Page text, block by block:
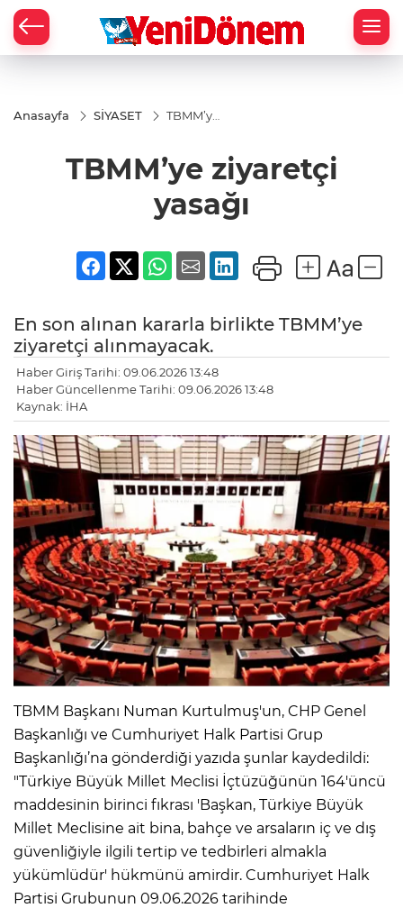
Anasayfa SİYASET
TBMM’ye
TBMM’ye ziyaretçi
yasağı
En son alınan kararla birlikte TBMM’ye
ziyaretçi alınmayacak.
Haber Giriş Tarihi: 09.06.2026 13:48
Haber Güncellenme Tarihi: 09.06.2026 13:48
Kaynak: İHA
TBMM Başkanı Numan Kurtulmuş'un, CHP Genel
Başkanlığı ve Cumhuriyet Halk Partisi Grup
Başkanlığı’na gönderdiği yazıda şunlar kaydedildi:
"Türkiye Büyük Millet Meclisi İçtüzüğünün 164'üncü
maddesinin birinci fıkrası 'Başkan, Türkiye Büyük
Millet Meclisine ait bina, bahçe ve arsaların iç ve dış
güvenliğiyle ilgili tertip ve tedbirleri almakla
yükümlüdür' hükmünü amirdir. Cumhuriyet Halk
Partisi Grubunun 09.06.2026 tarihinde